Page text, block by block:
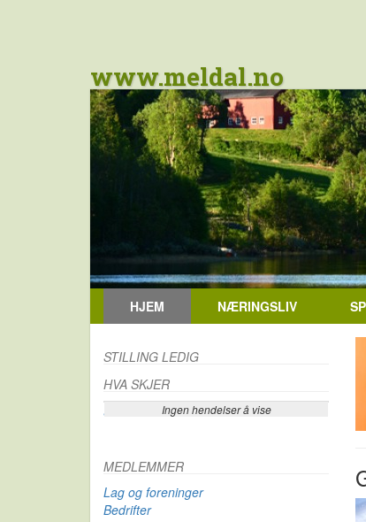
www.meldal.no
HJEM NÆRINGSLIV
STILLING LEDIG
HVA SKJER
Ingen hendelser å vise
Se flere…
MEDLEMMER
Lag og foreninger
Bedrifter